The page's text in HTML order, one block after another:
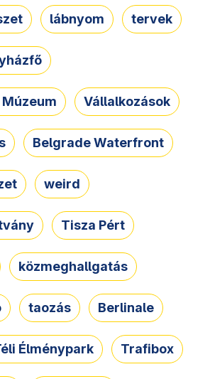
lábnyom tervek
Vállalkozások
Belgrade Waterfront
weird
Tisza Pért
közmeghallgatás
taozás Berlinale
Élménypark Trafibox